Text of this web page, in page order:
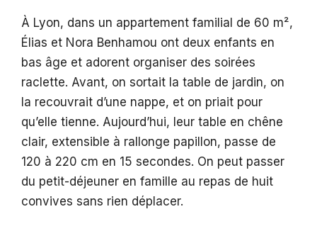
À Lyon, dans un appartement familial de 60 m²,
Élias et Nora Benhamou ont deux enfants en
bas âge et adorent organiser des soirées
raclette. Avant, on sortait la table de jardin, on
la recouvrait d’une nappe, et on priait pour
qu’elle tienne. Aujourd’hui, leur table en chêne
clair, extensible à rallonge papillon, passe de
120 à 220 cm en 15 secondes. On peut passer
du petit-déjeuner en famille au repas de huit
convives sans rien déplacer.